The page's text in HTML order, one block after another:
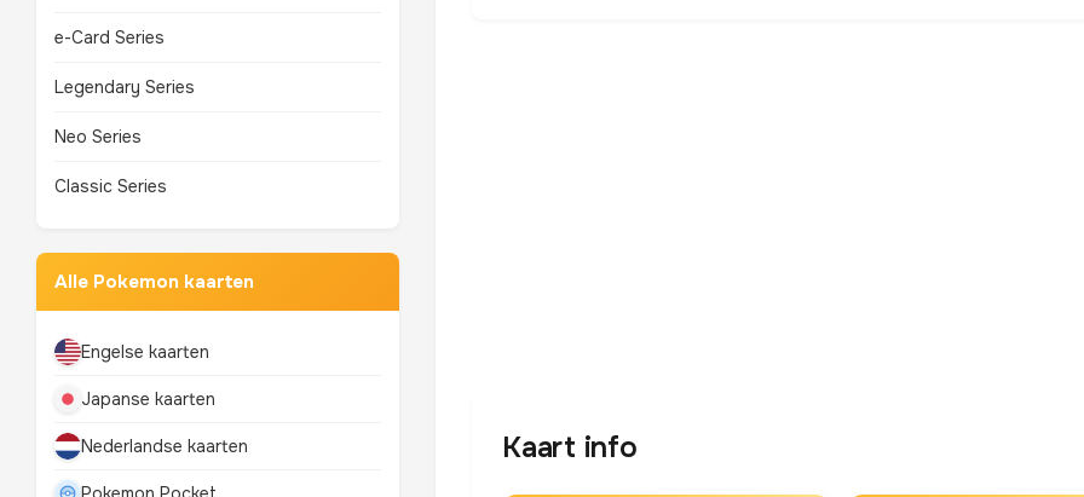
e-Card Series
Legendary Series
Neo Series
Classic Series
Alle Pokemon kaarten
Engelse kaarten
Japanse kaarten
Nederlandse kaarten Kaart info